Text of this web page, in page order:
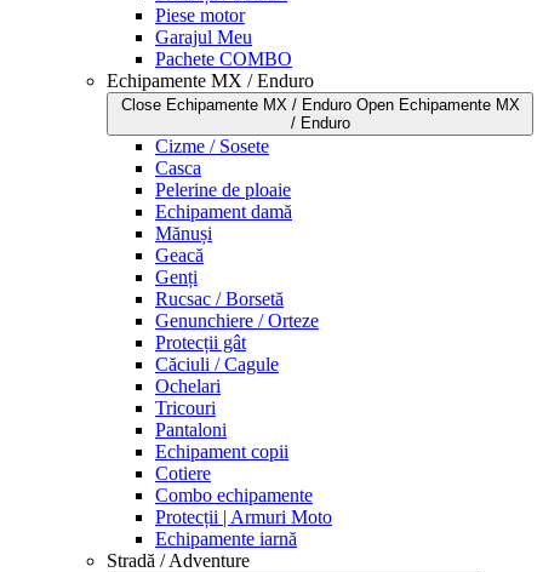
Piese motor
Garajul Meu
Pachete COMBO
Echipamente MX / Enduro
Close Echipamente MX / Enduro Open Echipamente MX
/ Enduro
Cizme / Sosete
Casca
Pelerine de ploaie
Echipament damă
Mănuși
Geacă
Genți
Rucsac / Borsetă
Genunchiere / Orteze
Protecții gât
Căciuli / Cagule
Ochelari
Tricouri
Pantaloni
Echipament copii
Cotiere
Combo echipamente
Protecții | Armuri Moto
Echipamente iarnă
Stradă / Adventure